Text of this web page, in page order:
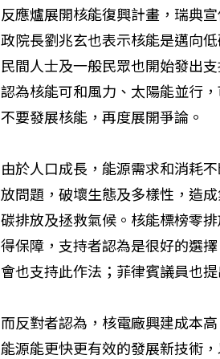
反應爐展開核能復興計畫，瑞典
政院長劉兆玄也表示核能是邁向
民間人士及一般民眾也開始發出
認為核能可和風力、太陽能並行
不要發展核能，再度展開爭論。
由於人口成長，能源需求和消耗
放問題，破壞生態及多樣性，造
碳排放及拯救氣候。核能標榜零
得保障，支持者認為是很好的選
會也支持此作法；菲律賓議員也
而反對者認為，核電廠興建成本
能源能更快更有效的發展新技術